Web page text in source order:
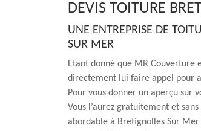
DEVIS TOITURE
UNE ENTREPRISE DE
SUR MER
Etant donné que MR Couverture
directement lui faire appel pour
Pour vous donner un aperçu sur
Vous l’aurez gratuitement et
abordable à Bretignolles Sur